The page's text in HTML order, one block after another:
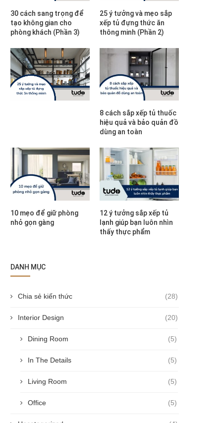
30 cách sang trọng để
tạo không gian cho
phòng khách (Phần 3)
25 ý tưởng và mẹo sắp
xếp tủ đựng thức ăn
thông minh (Phần 2)
8 cách sắp xếp tủ thuốc
hiệu quả và bảo quản đồ
dùng an toàn
10 mẹo để giữ phòng
nhỏ gọn gàng
12 ý tưởng sắp xếp tủ
lạnh giúp bạn luôn nhìn
thấy thực phẩm
DANH MỤC
Chia sẻ kiến thức (28)
Interior Design (20)
Dining Room (5)
In The Details (5)
Living Room (5)
Office (5)